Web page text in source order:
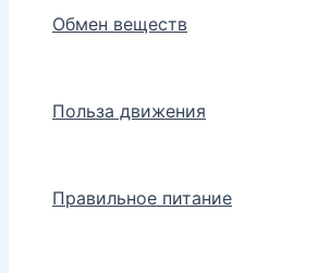
Обмен веществ
Польза движения
Правильное питание